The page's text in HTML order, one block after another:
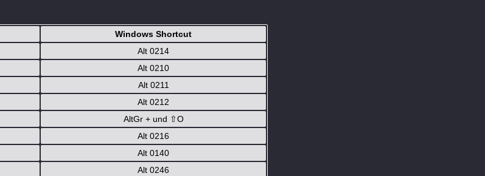
Windows Shortcut
Alt 0214
Alt 0210
Alt 0211
Alt 0212
AltGr + und ⇧O
Alt 0216
Alt 0140
Alt 0246